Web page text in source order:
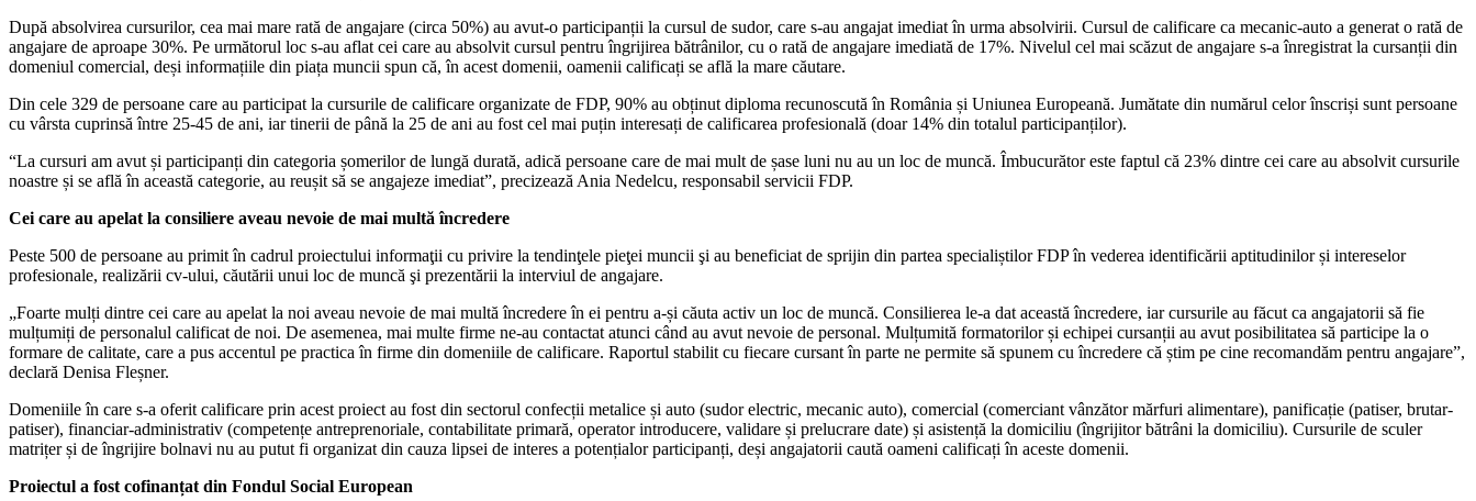
După absolvirea cursurilor, cea mai mare rată de angajare (circa 50%) au avut-o participanții la cursul de sudor, care s-au angajat imediat în urma absolvirii. Cursul de calificare ca mecanic-auto a generat o rată de
angajare de aproape 30%. Pe următorul loc s-au aflat cei care au absolvit cursul pentru îngrijirea bătrânilor, cu o rată de angajare imediată de 17%. Nivelul cel mai scăzut de angajare s-a înregistrat la cursanții din
domeniul comercial, deși informațiile din piața muncii spun că, în acest domenii, oamenii calificați se află la mare căutare.
Din cele 329 de persoane care au participat la cursurile de calificare organizate de FDP, 90% au obținut diploma recunoscută în România și Uniunea Europeană. Jumătate din numărul celor înscriși sunt persoane
cu vârsta cuprinsă între 25-45 de ani, iar tinerii de până la 25 de ani au fost cel mai puțin interesați de calificarea profesională (doar 14% din totalul participanților).
“La cursuri am avut și participanți din categoria șomerilor de lungă durată, adică persoane care de mai mult de șase luni nu au un loc de muncă. Îmbucurător este faptul că 23% dintre cei care au absolvit cursurile
noastre și se află în această categorie, au reușit să se angajeze imediat”, precizează Ania Nedelcu, responsabil servicii FDP.
Cei care au apelat la consiliere aveau nevoie de mai multă încredere
Peste 500 de persoane au primit în cadrul proiectului informaţii cu privire la tendinţele pieţei muncii şi au beneficiat de sprijin din partea specialiștilor FDP în vederea identificării aptitudinilor și intereselor
profesionale, realizării cv-ului, căutării unui loc de muncă şi prezentării la interviul de angajare.
„Foarte mulți dintre cei care au apelat la noi aveau nevoie de mai multă încredere în ei pentru a-și căuta activ un loc de muncă. Consilierea le-a dat această încredere, iar cursurile au făcut ca angajatorii să fie
mulțumiți de personalul calificat de noi. De asemenea, mai multe firme ne-au contactat atunci când au avut nevoie de personal. Mulțumită formatorilor și echipei cursanții au avut posibilitatea să participe la o
formare de calitate, care a pus accentul pe practica în firme din domeniile de calificare. Raportul stabilit cu fiecare cursant în parte ne permite să spunem cu încredere că știm pe cine recomandăm pentru angajare”,
declară Denisa Fleșner.
Domeniile în care s-a oferit calificare prin acest proiect au fost din sectorul confecții metalice și auto (sudor electric, mecanic auto), comercial (comerciant vânzător mărfuri alimentare), panificație (patiser, brutar-
patiser), financiar-administrativ (competențe antreprenoriale, contabilitate primară, operator introducere, validare și prelucrare date) și asistență la domiciliu (îngrijitor bătrâni la domiciliu). Cursurile de sculer
matrițer și de îngrijire bolnavi nu au putut fi organizat din cauza lipsei de interes a potențialor participanți, deși angajatorii caută oameni calificați în aceste domenii.
Proiectul a fost cofinanțat din Fondul Social European